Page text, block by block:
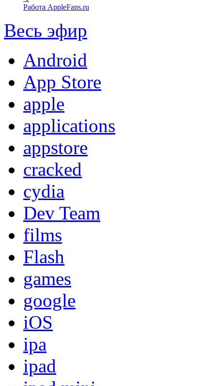
Работа AppleFans.ru
Весь эфир
Android
App Store
apple
applications
appstore
cracked
cydia
Dev Team
films
Flash
games
google
iOS
ipa
ipad